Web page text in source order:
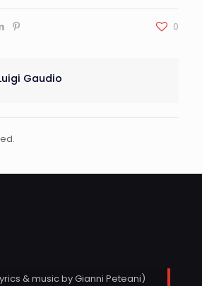
0
Gaudio
& music by Gianni Peteani)